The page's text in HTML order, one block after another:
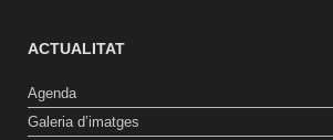
ACTUALITAT
Agenda
Galeria d’imatges